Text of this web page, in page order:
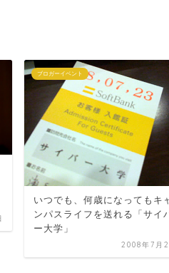
ブロガーイベント
いつでも、何歳になってもキ
ンパスライフを送れる「サイ
ー大学」
2008年7月